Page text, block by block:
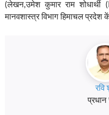
(लेखन,उमेश कुमार राम शोधार्थी
मानवशास्त्र विभाग हिमाचल प्रदेश
रवि